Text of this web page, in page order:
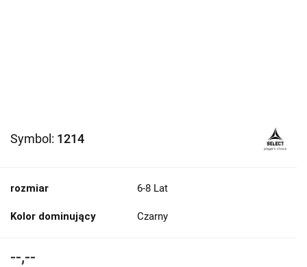
Symbol: 1214
rozmiar 6-8 Lat
Kolor dominujący Czarny
--,--